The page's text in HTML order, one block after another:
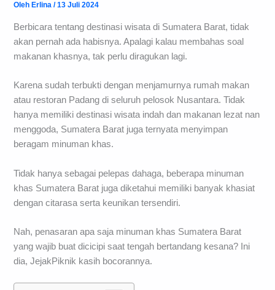
Oleh Erlina/13 Juli 2024
Berbicara tentang destinasi wisata di Sumatera Barat, tidak
akan pernah ada habisnya. Apalagi kalau membahas soal
makanan khasnya, tak perlu diragukan lagi.
Karena sudah terbukti dengan menjamurnya rumah makan
atau restoran Padang di seluruh pelosok Nusantara. Tidak
hanya memiliki destinasi wisata indah dan makanan lezat nan
menggoda, Sumatera Barat juga ternyata menyimpan
beragam minuman khas.
Tidak hanya sebagai pelepas dahaga, beberapa minuman
khas Sumatera Barat juga diketahui memiliki banyak khasiat
dengan citarasa serta keunikan tersendiri.
Nah, penasaran apa saja minuman khas Sumatera Barat
yang wajib buat dicicipi saat tengah bertandang kesana? Ini
dia, JejakPiknik kasih bocorannya.